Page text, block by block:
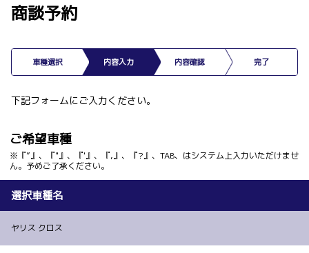
商談予約
車種選択 内容入力 内容確認 完了
下記フォームにご入力ください。
ご希望車種
※『”』、『"』、『'』、『,』、『?』、TAB、はシステム上入力いただけませ
ん。予めご了承ください。
選択車種名
ヤリス クロス